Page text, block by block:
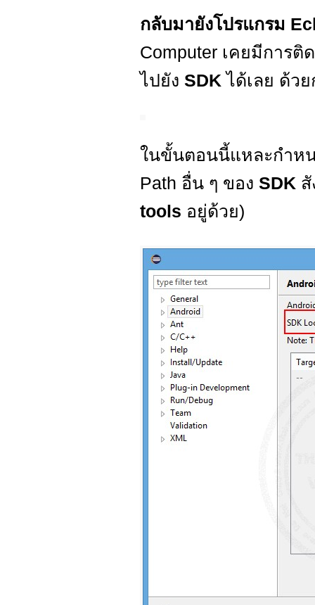
กลับมายังโปรแกรม
Computer เคยมีการติ
ไปยัง SDKได้เลย ด้ว
ในขั้นตอนนี้แหละกำห
Path อื่น ๆ ของ SDK
tools อยู่ด้วย)